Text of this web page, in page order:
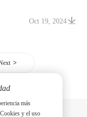
Oct 19, 2024
más
y el uso